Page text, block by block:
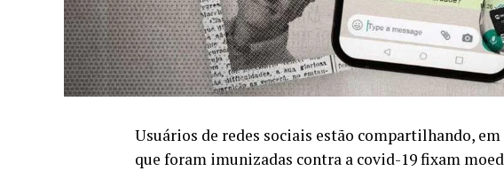
Usuários de redes sociais estão compartilhando,
que foram imunizadas contra a covid-19 fixam